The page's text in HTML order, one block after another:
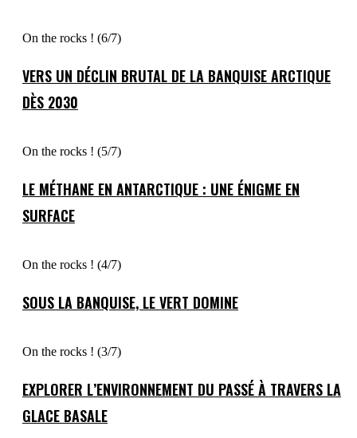
On the rocks ! (6/7)
VERS UN DÉCLIN BRUTAL DE LA BANQUISE ARCTIQUE
DÈS 2030
On the rocks ! (5/7)
LE MÉTHANE EN ANTARCTIQUE : UNE ÉNIGME EN
SURFACE
On the rocks ! (4/7)
SOUS LA BANQUISE, LE VERT DOMINE
On the rocks ! (3/7)
EXPLORER L’ENVIRONNEMENT DU PASSÉ À TRAVERS LA
GLACE BASALE